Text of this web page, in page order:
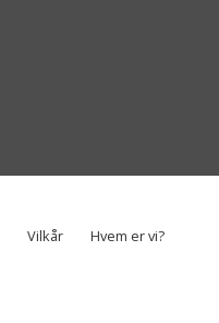
Hvem er vi?
Vilkår